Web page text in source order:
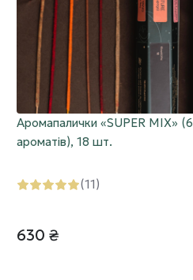
Аромапалички «SUPER MIX» (6
ароматів), 18 шт.
(11)
630 ₴